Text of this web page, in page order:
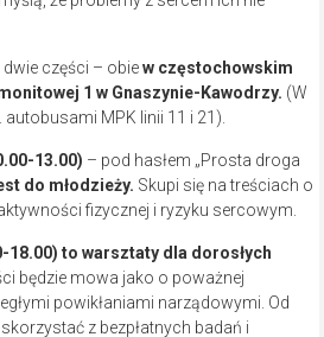
części – obiew częstochowskim
1 w Gnaszynie-Kawodrzy. (W
MPK linii 11 i 21).
13.00) – pod hasłem „Prosta droga
do młodzieży. Skupi się na treściach o
fizycznej i ryzyku sercowym.
18.00) to warsztaty dla dorosłych
będzie mowa jako o poważnej
powikłaniami narządowymi. Od
z bezpłatnych badań i